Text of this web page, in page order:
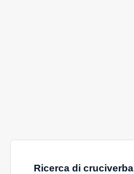
Ricerca di cruciverba